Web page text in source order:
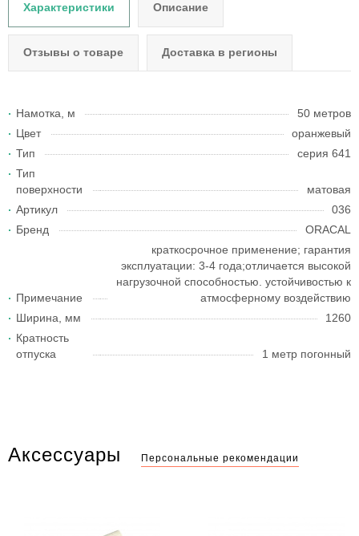
Характеристики Описание
Отзывы о товаре Доставка в регионы
Намотка, м
50 метров
Цвет
оранжевый
Тип
серия 641
Тип
поверхности
матовая
Артикул
036
Бренд
ORACAL
Примечание
краткосрочное применение; гарантия
эксплуатации: 3-4 года;отличается высокой
нагрузочной способностью. устойчивостью к
атмосферному воздействию
Ширина, мм
1260
Кратность
отпуска
1 метр погонный
Аксессуары Персональные рекомендации